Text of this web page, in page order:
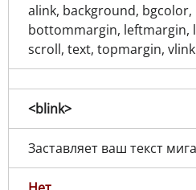
alink, background,
bottommargin, leftmargin,
scroll, text, topmargin, vlink
<blink>
Заставляет ваш текст